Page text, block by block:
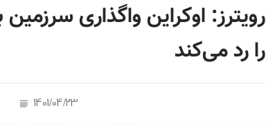
رویترز: اوکراین واگذاری
را رد می‌کند
1401/04/23